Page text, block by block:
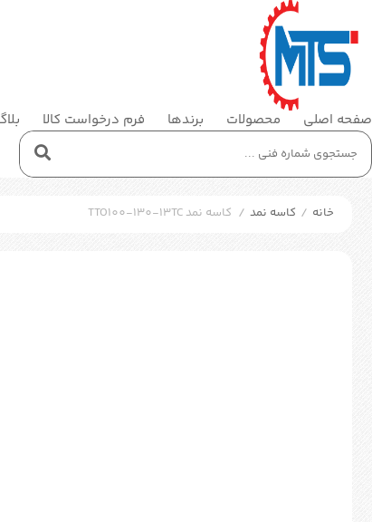
صفحه اصلی محصولات برندها فرم درخواست کالا
خانه / کاسه نمد / کاسه نمد TTO100-130-13TC